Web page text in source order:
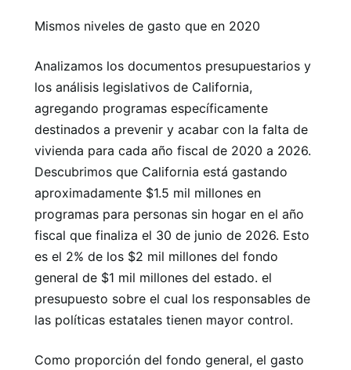
Mismos niveles de gasto que en 2020
Analizamos los documentos presupuestarios y
los análisis legislativos de California,
agregando programas específicamente
destinados a prevenir y acabar con la falta de
vivienda para cada año fiscal de 2020 a 2026.
Descubrimos que California está gastando
aproximadamente $1.5 mil millones en
programas para personas sin hogar en el año
fiscal que finaliza el 30 de junio de 2026. Esto
es el 2% de los $2 mil millones del fondo
general de $1 mil millones del estado. el
presupuesto sobre el cual los responsables de
las políticas estatales tienen mayor control.
Como proporción del fondo general, el gasto